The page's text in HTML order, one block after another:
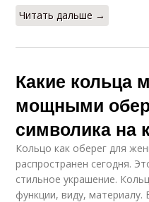
Читать дальше →
Какие кольца
мощными
символика на
Кольцо как оберег для
распространен сегодня.
стильное украшение.
функции, виду,